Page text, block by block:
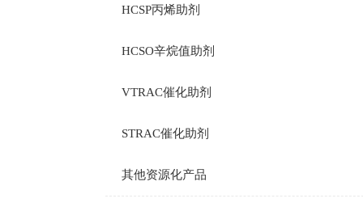
HCSP丙烯助剂
HCSO辛烷值助剂
VTRAC催化助剂
STRAC催化助剂
其他资源化产品